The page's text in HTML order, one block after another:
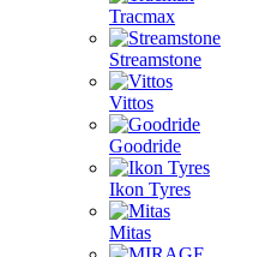
Tracmax
Streamstone
Vittos
Goodride
Ikon Tyres
Mitas